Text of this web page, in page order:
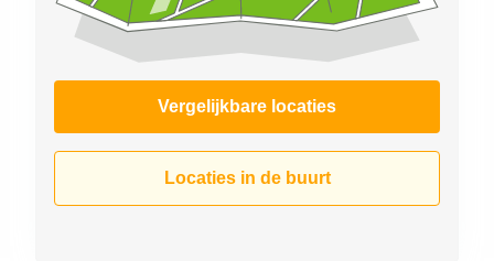
Huren in
Nijmegen
Vergelijkbare locaties
Locaties in de buurt